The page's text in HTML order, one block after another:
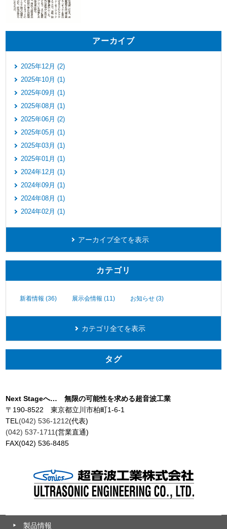
アーカイブ
2025年12月 (2)
2025年10月 (1)
2025年09月 (1)
2025年08月 (1)
2025年06月 (2)
2025年05月 (1)
2025年03月 (1)
2025年01月 (1)
2024年12月 (1)
2024年09月 (1)
2024年08月 (1)
2024年02月 (1)
アーカイブ全てを表示
カテゴリ
新着情報 (36) 展示会情報 (11) お知らせ (3)
カテゴリ全てを表示
タグ
Next Stageへ… 無限の可能性を求める超音波工業
〒190-8522 東京都立川市柏町1-6-1
TEL (042) 536-1212(代表)
(042) 537-1711(営業直通)
FAX(042) 536-8485
製品情報